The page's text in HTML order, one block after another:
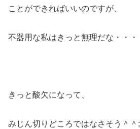
ことができればいいのですが、
不器用な私はきっと無理だな・・・
きっと酸欠になって、
みじん切りどころではなさそう＾＾;